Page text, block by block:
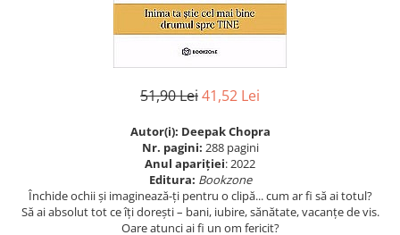
Manuale scolare/Cursuri
Politică/Geopolitică
Proză
51,90 Lei41,52 Lei
Autor(i): Deepak Chopra
Nr. pagini: 288 pagini
Anul apariţiei: 2022
Editura: Bookzone
Închide ochii și imaginează-ți pentru o clipă... cum ar fi să ai totul?
Să ai absolut tot ce îți dorești – bani, iubire, sănătate, vacanțe de vis.
Oare atunci ai fi un om fericit?